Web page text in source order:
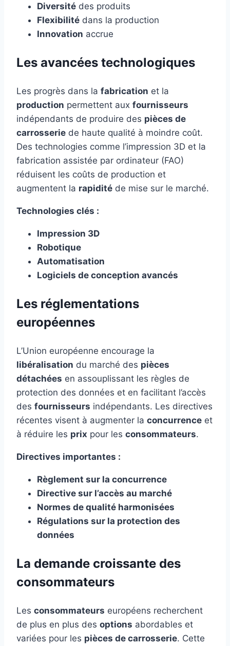
Diversité des produits
Flexibilité dans la production
Innovation accrue
Les avancées technologiques
Les progrès dans la fabrication et la
production permettent aux fournisseurs
indépendants de produire des pièces de
carrosserie de haute qualité à moindre coût.
Des technologies comme l’impression 3D et la
fabrication assistée par ordinateur (FAO)
réduisent les coûts de production et
augmentent la rapidité de mise sur le marché.
Technologies clés :
Impression 3D
Robotique
Automatisation
Logiciels de conception avancés
Les réglementations
européennes
L’Union européenne encourage la
libéralisation du marché des pièces
détachées en assouplissant les règles de
protection des données et en facilitant l’accès
des fournisseurs indépendants. Les directives
récentes visent à augmenter la concurrence et
à réduire les prix pour les consommateurs.
Directives importantes :
Règlement sur la concurrence
Directive sur l’accès au marché
Normes de qualité harmonisées
Régulations sur la protection des
données
La demande croissante des
consommateurs
Les consommateurs européens recherchent
de plus en plus des options abordables et
variées pour les pièces de carrosserie. Cette